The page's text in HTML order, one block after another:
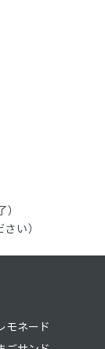
）
い）
モネード